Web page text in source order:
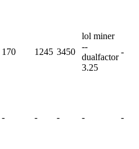
170 1245 3450
lol miner
--
dualfactor
3.25
-
- - - - -